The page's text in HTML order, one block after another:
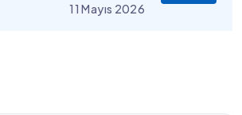
11 Mayıs 2026